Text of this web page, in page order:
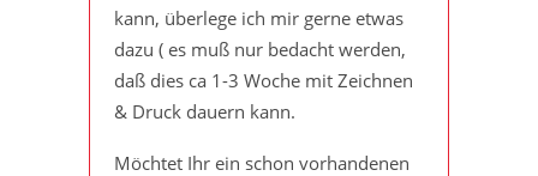
kann, überlege ich mir gerne etwas
dazu ( es muß nur bedacht werden,
daß dies ca 1-3 Woche mit Zeichnen
& Druck dauern kann.
Möchtet Ihr ein schon vorhandenen